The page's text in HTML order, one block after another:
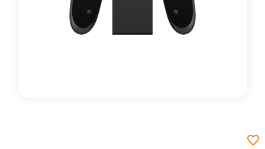
favorite_border